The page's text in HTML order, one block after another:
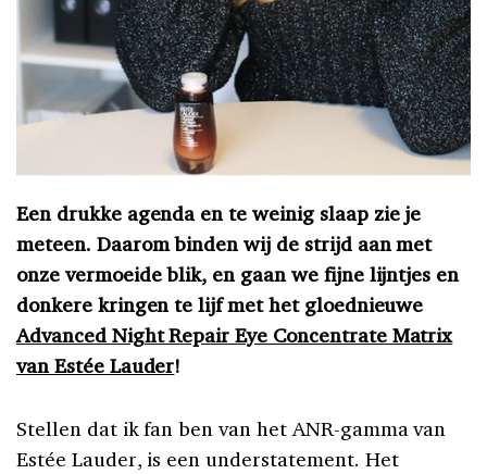
Een drukke agenda en te weinig slaap zie je
meteen. Daarom binden wij de strijd aan met
onze vermoeide blik, en gaan we fijne lijntjes en
donkere kringen te lijf met het gloednieuwe
Advanced Night Repair Eye Concentrate Matrix
van Estée Lauder!
Stellen dat ik fan ben van het ANR-gamma van
Estée Lauder, is een understatement. Het